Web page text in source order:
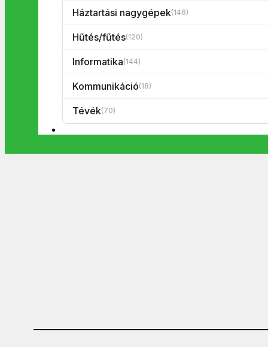
Háztartási nagygépek(146)
Hűtés/fűtés(120)
Informatika(144)
Kommunikáció(18)
Tévék(70)